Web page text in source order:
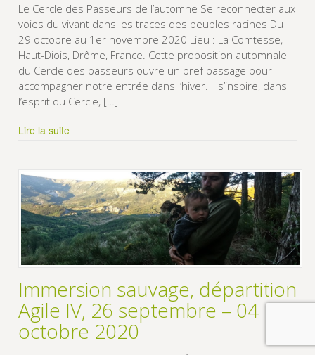
Le Cercle des Passeurs de l’automne Se reconnecter aux
voies du vivant dans les traces des peuples racines Du
29 octobre au 1er novembre 2020 Lieu : La Comtesse,
Haut-Diois, Drôme, France. Cette proposition automnale
du Cercle des passeurs ouvre un bref passage pour
accompagner notre entrée dans l’hiver. Il s’inspire, dans
l’esprit du Cercle, […]
Lire la suite
Immersion sauvage, départition
Agile IV, 26 septembre – 04
octobre 2020